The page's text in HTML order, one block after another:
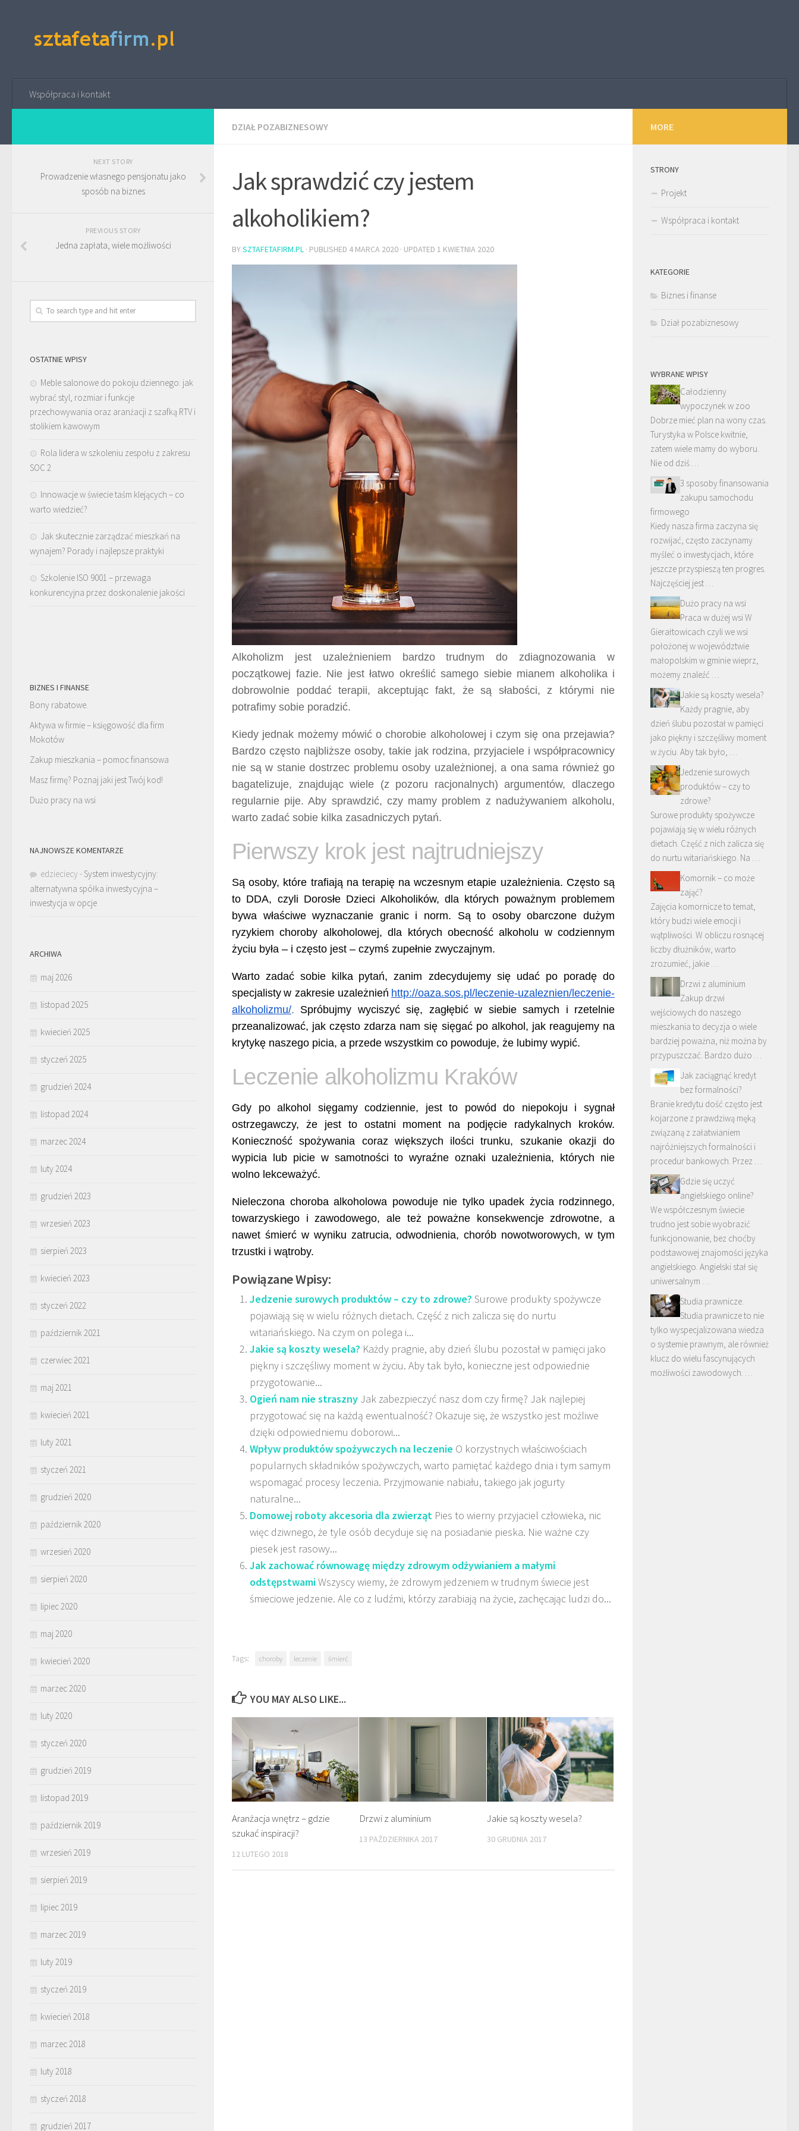
Współpraca i kontakt
DZIAŁ POZABIZNESOWY
Jak sprawdzić czy jestem
alkoholikiem?
BYSZTAFETAFIRM.PL · PUBLISHED 4 MARCA 2020 · UPDATED 1 KWIETNIA 2020
Alkoholizm jest uzależnieniem bardzo trudnym do zdiagnozowania w
początkowej fazie. Nie jest łatwo określić samego siebie mianem alkoholika i
dobrowolnie poddać terapii, akceptując fakt, że są słabości, z którymi nie
potrafimy sobie poradzić.
Kiedy jednak możemy mówić o chorobie alkoholowej i czym się ona przejawia?
Bardzo często najbliższe osoby, takie jak rodzina, przyjaciele i współpracownicy
nie są w stanie dostrzec problemu osoby uzależnionej, a ona sama również go
bagatelizuje, znajdując wiele (z pozoru racjonalnych) argumentów, dlaczego
regularnie pije. Aby sprawdzić, czy mamy problem z nadużywaniem alkoholu,
warto zadać sobie kilka zasadniczych pytań.
Pierwszy krok jest najtrudniejszy
Są osoby, które trafiają na terapię na wczesnym etapie uzależnienia. Często są
to DDA, czyli Dorosłe Dzieci Alkoholików, dla których poważnym problemem
bywa właściwe wyznaczanie granic i norm. Są to osoby obarczone dużym
ryzykiem choroby alkoholowej, dla których obecność alkoholu w codziennym
życiu była – i często jest – czymś zupełnie zwyczajnym.
Warto zadać sobie kilka pytań, zanim zdecydujemy się udać po poradę do
specjalisty w zakresie uzależnień http://oaza.sos.pl/leczenie-uzaleznien/leczenie-
alkoholizmu/. Spróbujmy wyciszyć się, zagłębić w siebie samych i rzetelnie
przeanalizować, jak często zdarza nam się sięgać po alkohol, jak reagujemy na
krytykę naszego picia, a przede wszystkim co powoduje, że lubimy wypić.
Leczenie alkoholizmu Kraków
Gdy po alkohol sięgamy codziennie, jest to powód do niepokoju i sygnał
ostrzegawczy, że jest to ostatni moment na podjęcie radykalnych kroków.
Konieczność spożywania coraz większych ilości trunku, szukanie okazji do
wypicia lub picie w samotności to wyraźne oznaki uzależnienia, których nie
wolno lekceważyć.
Nieleczona choroba alkoholowa powoduje nie tylko upadek życia rodzinnego,
towarzyskiego i zawodowego, ale też poważne konsekwencje zdrowotne, a
nawet śmierć w wyniku zatrucia, odwodnienia, chorób nowotworowych, w tym
trzustki i wątroby.
Powiązane Wpisy:
Jedzenie surowych produktów – czy to zdrowe? Surowe produkty spożywcze
pojawiają się w wielu różnych dietach. Część z nich zalicza się do nurtu
witariańskiego. Na czym on polega i...
Jakie są koszty wesela? Każdy pragnie, aby dzień ślubu pozostał w pamięci jako
piękny i szczęśliwy moment w życiu. Aby tak było, konieczne jest odpowiednie
przygotowanie...
Ogień nam nie straszny Jak zabezpieczyć nasz dom czy firmę? Jak najlepiej
przygotować się na każdą ewentualność? Okazuje się, że wszystko jest możliwe
dzięki odpowiedniemu doborowi...
Wpływ produktów spożywczych na leczenie O korzystnych właściwościach
popularnych składników spożywczych, warto pamiętać każdego dnia i tym samym
wspomagać procesy leczenia. Przyjmowanie nabiału, takiego jak jogurty
naturalne...
Domowej roboty akcesoria dla zwierząt Pies to wierny przyjaciel człowieka, nic
więc dziwnego, że tyle osób decyduje się na posiadanie pieska. Nie ważne czy
piesek jest rasowy...
Jak zachować równowagę między zdrowym odżywianiem a małymi
odstępstwamiWszyscy wiemy, że zdrowym jedzeniem w trudnym świecie jest
śmieciowe jedzenie. Ale co z ludźmi, którzy zarabiają na życie, zachęcając ludzi do...
Tags: choroby leczenie śmierć
YOU MAY ALSO LIKE...
Aranżacja wnętrz – gdzie
szukać inspiracji?
12 LUTEGO 2018
Drzwi z aluminium
13 PAŹDZIERNIKA 2017
Jakie są koszty wesela?
30 GRUDNIA 2017
NEXT STORY
Prowadzenie własnego pensjonatu jako
sposób na biznes
PREVIOUS STORY
Jedna zapłata, wiele możliwości
OSTATNIE WPISY
Meble salonowe do pokoju dziennego: jak
wybrać styl, rozmiar i funkcje
przechowywania oraz aranżacji z szafką RTV i
stolikiem kawowym
Rola lidera w szkoleniu zespołu z zakresu
SOC 2
Innowacje w świecie taśm klejących – co
warto wiedzieć?
Jak skutecznie zarządzać mieszkań na
wynajem? Porady i najlepsze praktyki
Szkolenie ISO 9001 – przewaga
konkurencyjna przez doskonalenie jakości
BIZNES I FINANSE
Bony rabatowe.
Aktywa w firmie – księgowość dla firm
Mokotów
Zakup mieszkania – pomoc finansowa
Masz firmę? Poznaj jaki jest Twój kod!
Dużo pracy na wsi
NAJNOWSZE KOMENTARZE
edzieciecy - System inwestycyjny:
alternatywna spółka inwestycyjna –
inwestycja w opcje
ARCHIWA
maj 2026
listopad 2025
kwiecień 2025
styczeń 2025
grudzień 2024
listopad 2024
marzec 2024
luty 2024
grudzień 2023
wrzesień 2023
sierpień 2023
kwiecień 2023
styczeń 2022
październik 2021
czerwiec 2021
maj 2021
kwiecień 2021
luty 2021
styczeń 2021
grudzień 2020
październik 2020
wrzesień 2020
sierpień 2020
lipiec 2020
maj 2020
kwiecień 2020
marzec 2020
luty 2020
styczeń 2020
grudzień 2019
listopad 2019
październik 2019
wrzesień 2019
sierpień 2019
lipiec 2019
marzec 2019
luty 2019
styczeń 2019
kwiecień 2018
marzec 2018
luty 2018
styczeń 2018
grudzień 2017
MORE
STRONY
Projekt
Współpraca i kontakt
KATEGORIE
Biznes i finanse
Dział pozabiznesowy
WYBRANE WPISY
Całodzienny
wypoczynek w zoo
Dobrze mieć plan na wony czas.
Turystyka w Polsce kwitnie,
zatem wiele mamy do wyboru.
Nie od dziś …
3 sposoby finansowania
zakupu samochodu
firmowego
Kiedy nasza firma zaczyna się
rozwijać, często zaczynamy
myśleć o inwestycjach, które
jeszcze przyspieszą ten progres.
Najczęściej jest …
Dużo pracy na wsi
Praca w dużej wsi W
Gierałtowicach czyli we wsi
położonej w województwie
małopolskim w gminie wieprz,
możemy znaleźć …
Jakie są koszty wesela?
Każdy pragnie, aby
dzień ślubu pozostał w pamięci
jako piękny i szczęśliwy moment
w życiu. Aby tak było, …
Jedzenie surowych
produktów – czy to
zdrowe?
Surowe produkty spożywcze
pojawiają się w wielu różnych
dietach. Część z nich zalicza się
do nurtu witariańskiego. Na …
Komornik – co może
zająć?
Zajęcia komornicze to temat,
który budzi wiele emocji i
wątpliwości. W obliczu rosnącej
liczby dłużników, warto
zrozumieć, jakie …
Drzwi z aluminium
Zakup drzwi
wejściowych do naszego
mieszkania to decyzja o wiele
bardziej poważna, niż można by
przypuszczać. Bardzo dużo …
Jak zaciągnąć kredyt
bez formalności?
Branie kredytu dość często jest
kojarzone z prawdziwą męką
związaną z załatwianiem
najróżniejszych formalności i
procedur bankowych. Przez …
Gdzie się uczyć
angielskiego online?
We współczesnym świecie
trudno jest sobie wyobrazić
funkcjonowanie, bez choćby
podstawowej znajomości języka
angielskiego. Angielski stał się
uniwersalnym …
Studia prawnicze.
Studia prawnicze to nie
tylko wyspecjalizowana wiedza
o systemie prawnym, ale również
klucz do wielu fascynujących
możliwości zawodowych. …